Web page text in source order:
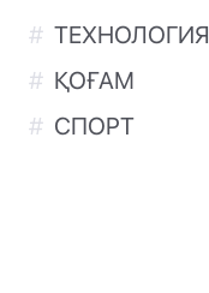
ТЕХНОЛОГИЯ
ҚОҒАМ
СПОРТ